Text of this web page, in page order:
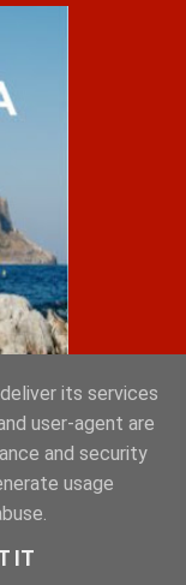
its services
user-agent are
and security
usage
IT